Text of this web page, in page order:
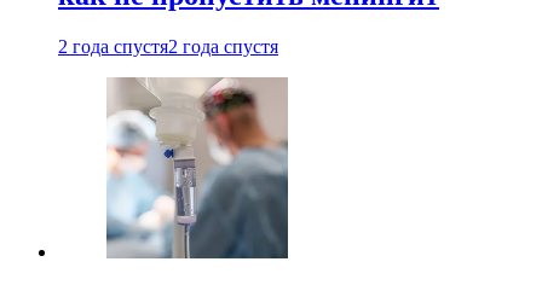
2 года спустя2 года спустя